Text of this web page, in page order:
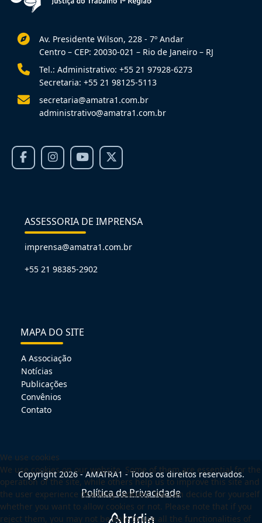
Av. Presidente Wilson, 228 - 7º Andar
Centro – CEP: 20030-021 – Rio de Janeiro – RJ
Tel.: Administrativo: +55 21 97928-6273
Secretaria: +55 21 98125-5113
secretaria@amatra1.com.br
administrativo@amatra1.com.br
ASSESSORIA DE IMPRENSA
imprensa@amatra1.com.br
+55 21 98385-2902
MAPA DO SITE
A Associação
Notícias
Publicações
Convênios
Contato
Copyright 2026 - AMATRA1 - Todos os direitos reservados.
Política de Privacidade
We use cookies
We use cookies on our website. Some of them are essential for the
operation of the site, while others help us to improve this site and
the user experience (tracking cookies). You can decide for yourself
whether you want to allow cookies or not. Please note that if you
reject them, you may not be able to use all the functionalities of